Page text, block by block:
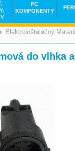
Elektroinštalačný
do vlhka
PC
KOMPONENTY